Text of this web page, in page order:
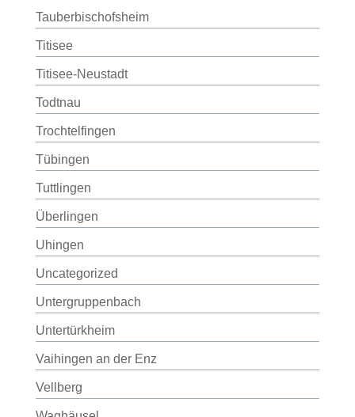
Tauberbischofsheim
Titisee
Titisee-Neustadt
Todtnau
Trochtelfingen
Tübingen
Tuttlingen
Überlingen
Uhingen
Uncategorized
Untergruppenbach
Untertürkheim
Vaihingen an der Enz
Vellberg